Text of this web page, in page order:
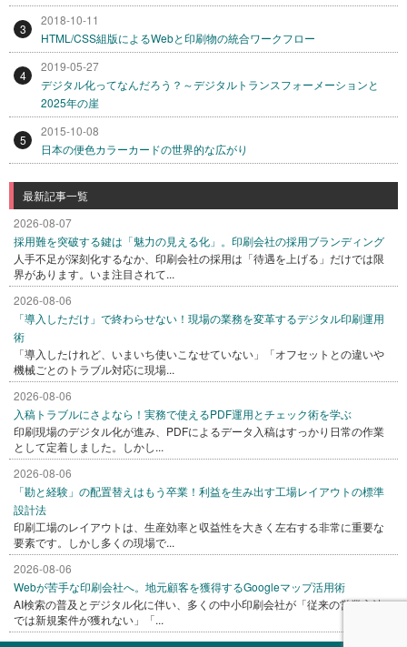
3
2018-10-11
HTML/CSS組版によるWebと印刷物の統合ワークフロー
4
2019-05-27
デジタル化ってなんだろう？～デジタルトランスフォーメーションと
2025年の崖
5
2015-10-08
日本の便色カラーカードの世界的な広がり
最新記事一覧
2026-08-07
採用難を突破する鍵は「魅力の見える化」。印刷会社の採用ブランディング
人手不足が深刻化するなか、印刷会社の採用は「待遇を上げる」だけでは限
界があります。いま注目されて...
2026-08-06
「導入しただけ」で終わらせない！現場の業務を変革するデジタル印刷運用
術
「導入したけれど、いまいち使いこなせていない」「オフセットとの違いや
機械ごとのトラブル対応に現場...
2026-08-06
入稿トラブルにさよなら！実務で使えるPDF運用とチェック術を学ぶ
印刷現場のデジタル化が進み、PDFによるデータ入稿はすっかり日常の作業
として定着しました。しかし...
2026-08-06
「勘と経験」の配置替えはもう卒業！利益を生み出す工場レイアウトの標準
設計法
印刷工場のレイアウトは、生産効率と収益性を大きく左右する非常に重要な
要素です。しかし多くの現場で...
2026-08-06
Webが苦手な印刷会社へ。地元顧客を獲得するGoogleマップ活用術
AI検索の普及とデジタル化に伴い、多くの中小印刷会社が「従来の営業方法
では新規案件が獲れない」「...